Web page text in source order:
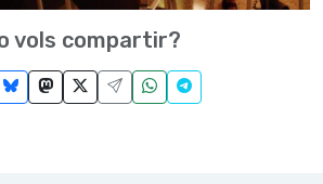
vols compartir?